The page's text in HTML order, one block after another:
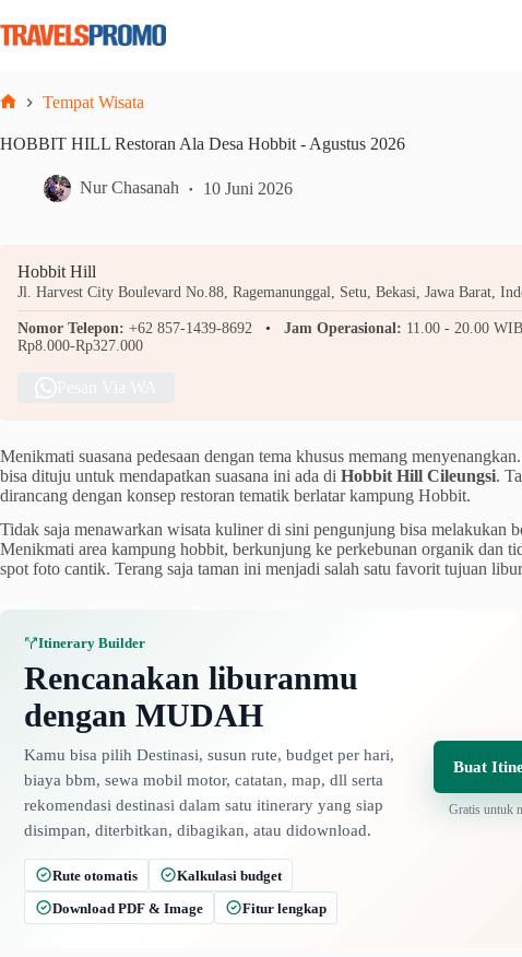
to
content
Tempat Wisata
HOBBIT HILL Restoran Ala Desa Hobbit - Agustus 2026
Nur Chasanah 10 Juni 2026
Hobbit Hill
Jl. Harvest City Boulevard No.88, Ragemanunggal, Setu, Bekasi, Jawa Barat,
Nomor Telepon: +62 857-1439-8692 Jam Operasional: 11.00 - 20.00 WIB
Rp8.000-Rp327.000
Menikmati suasana pedesaan dengan tema khusus memang
bisa dituju untuk mendapatkan suasana ini ada di Hobbit Hill Cileungsi.
dirancang dengan konsep restoran tematik berlatar kampung Hobbit.
Tidak saja menawarkan wisata kuliner di sini pengunjung bisa melakukan
Menikmati area kampung hobbit, berkunjung ke perkebunan organik dan
spot foto cantik. Terang saja taman ini menjadi salah satu favorit tujuan
Itinerary Builder
Rencanakan liburanmu
dengan MUDAH
Kamu bisa pilih Destinasi, susun rute, budget per hari,
biaya bbm, sewa mobil motor, catatan, map, dll serta
rekomendasi destinasi dalam satu itinerary yang siap
disimpan, diterbitkan, dibagikan, atau didownload.
Rute otomatis
Kalkulasi budget
Download PDF & Image
Fitur lengkap
Buat
Gratis untuk